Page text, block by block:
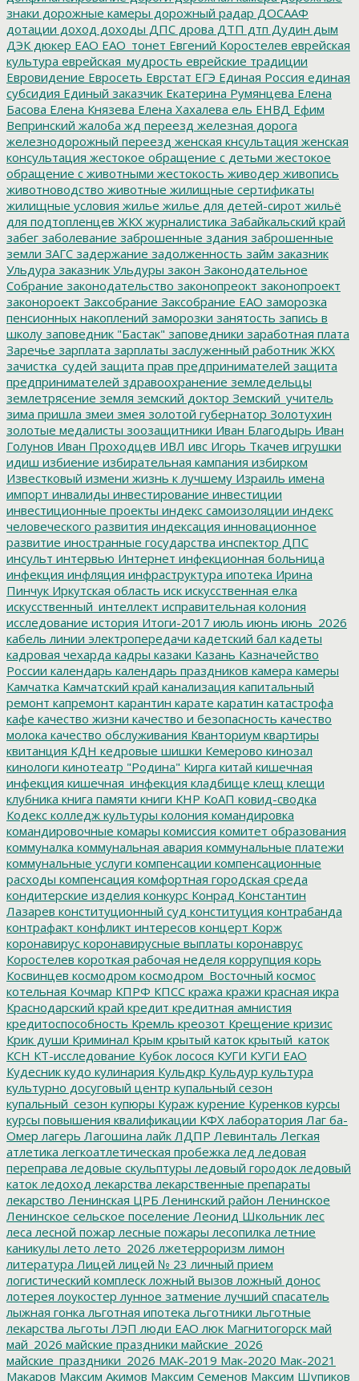
знаки дорожные камеры дорожный радар ДОСААФ
дотации доход доходы ДПС дрова ДТП дтп Дудин дым
ДЭК дюкер ЕАО ЕАО_тонет Евгений Коростелев еврейская
культура еврейская_мудрость еврейские традиции
Евровидение Евросеть Еврстат ЕГЭ Единая Россия единая
субсидия Единый заказчик Екатерина Румянцева Елена
Басова Елена Князева Елена Хахалева ель ЕНВД Ефим
Вепринский жалоба жд переезд железная дорога
железнодорожный переезд женская кнсультация женская
консультация жестокое обращение с детьми жестокое
обращение с животными жестокость живодер живопись
животноводство животные жилищные сертификаты
жилищные условия жилье жилье для детей-сирот жильё
для подтопленцев ЖКХ журналистика Забайкальский край
забег заболевание заброшенные здания заброшенные
земли ЗАГС задержание задолженность займ заказник
Ульдура заказник Ульдуры закон Законодательное
Собрание законодательство законопреокт законопроект
законороект Заксобрание Заксобрание ЕАО заморозка
пенсионных накоплений заморозки занятость запись в
школу заповедник "Бастак" заповедники заработная плата
Заречье зарплата зарплаты заслуженный работник ЖКХ
зачистка_судей защита прав предпринимателей защита
предпринимателей здравоохранение земледельцы
землетрясение земля земский доктор Земский_учитель
зима пришла змеи змея золотой губернатор Золотухин
золотые медалисты зоозащитники Иван Благодырь Иван
Голунов Иван Проходцев ИВЛ ивс Игорь Ткачев игрушки
идиш избиение избирательная кампания избирком
Известковый измени жизнь к лучшему Израиль имена
импорт инвалиды инвестирование инвестиции
инвестиционные проекты индекс самоизоляции индекс
человеческого развития индексация инновационное
развитие иностранные государства инспектор ДПС
инсульт интервью Интернет инфекционная больница
инфекция инфляция инфраструктура ипотека Ирина
Пинчук Иркутская область иск искусственная елка
искусственный_интеллект исправительная колония
исследование история Итоги-2017 июль июнь июнь_2026
кабель линии электропередачи кадетский бал кадеты
кадровая чехарда кадры казаки Казань Казначейство
России календарь календарь праздников камера камеры
Камчатка Камчатский край канализация капитальный
ремонт капремонт карантин карате каратин катастрофа
кафе качество жизни качество и безопасность качество
молока качество обслуживания Кванториум квартиры
квитанция КДН кедровые шишки Кемерово кинозал
кинологи кинотеатр "Родина" Кирга китай кишечная
инфекция кишечная_инфекция кладбище клещ клещи
клубника книга памяти книги КНР КоАП ковид-сводка
Кодекс колледж культуры колония командировка
командировочные комары комиссия комитет образования
коммуналка коммунальная авария коммунальные платежи
коммунальные услуги компенсации компенсационные
расходы компенсация комфортная городская среда
кондитерские изделия конкурс Конрад Константин
Лазарев конституционный суд конституция контрабанда
контрафакт конфликт интересов концерт Корж
коронавирус коронавирусные выплаты коронаврус
Коростелев короткая рабочая неделя коррупция корь
Косвинцев космодром космодром_Восточный космос
котельная Кочмар КПРФ КПСС кража кражи красная икра
Краснодарский край кредит кредитная амнистия
кредитоспособность Кремль креозот Крещение кризис
Крик души Криминал Крым крытый каток крытый_каток
КСН КТ-исследование Кубок лосося КУГИ КУГИ ЕАО
Кудесник кудо кулинария Кульдкр Кульдур культура
культурно досуговый центр купальный сезон
купальный_сезон купюры Кураж курение Куренков курсы
курсы повышения квалификации КФХ лаборатория Лаг ба-
Омер лагерь Лагошина лайк ЛДПР Левинталь Легкая
атлетика легкоатлетическая пробежка лед ледовая
переправа ледовые скульптуры ледовый городок ледовый
каток ледоход лекарства лекарственные препараты
лекарство Ленинская ЦРБ Ленинский район Ленинское
Ленинское сельское поселение Леонид Школьник лес
леса лесной пожар лесные пожары лесопилка летние
каникулы лето лето_2026 лжетерроризм лимон
литература Лицей лицей № 23 личный прием
логистический комплеск ложный вызов ложный донос
лотерея лоукостер лунное затмение лучший спасатель
лыжная гонка льготная ипотека льготники льготные
лекарства льготы ЛЭП люди ЕАО люк Магнитогорск май
май_2026 майские праздники майские_2026
майские_праздники_2026 МАК-2019 Мак-2020 Мак-2021
Макаров Максим Акимов Максим Семенов Максим Шупиков